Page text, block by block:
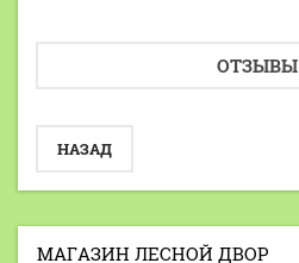
ОТЗЫВЫ
НАЗАД
МАГАЗИН ЛЕСНОЙ ДВОР